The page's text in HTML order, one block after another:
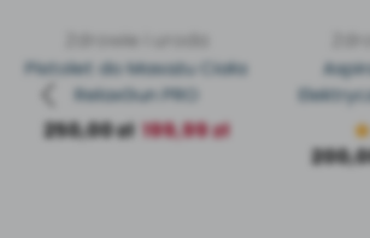
Zdrowie i uroda
Pistolet do Masażu Ciała
RelaxGun PRO
250,00zł 199,99zł